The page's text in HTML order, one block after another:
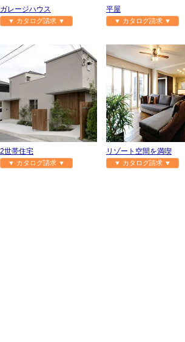
ガレージハウス
▼ カタログ請求 ▼
平屋
▼ カタログ請求 ▼
2世帯住宅
▼ カタログ請求 ▼
リゾート空間を満喫
▼ カタログ請求 ▼